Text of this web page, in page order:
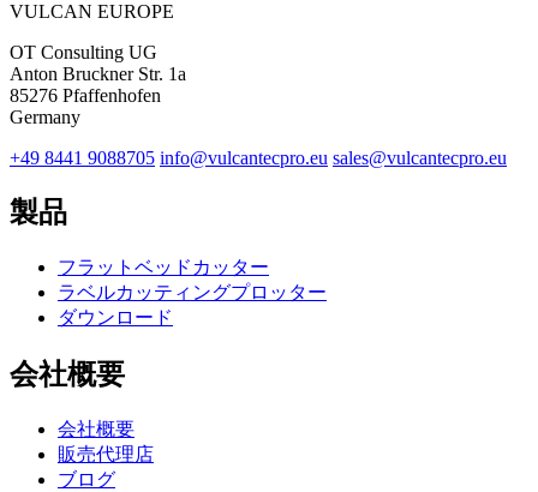
VULCAN EUROPE
OT Consulting UG
Anton Bruckner Str. 1a
85276 Pfaffenhofen
Germany
+49 8441 9088705 info@vulcantecpro.eu sales@vulcantecpro.eu
製品
フラットベッドカッター
ラベルカッティングプロッター
ダウンロード
会社概要
会社概要
販売代理店
ブログ